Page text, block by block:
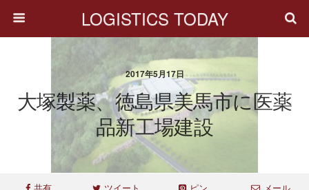
LOGISTICS TODAY
2017年5月17日
大塚製薬、徳島県美馬市に医薬
品新工場建設